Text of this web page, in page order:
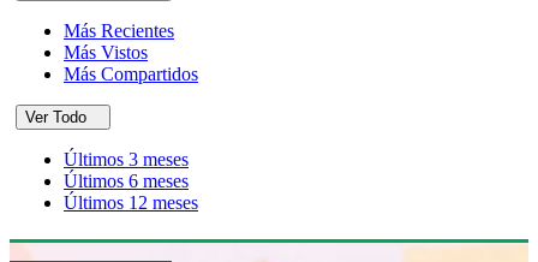
Más Recientes
Más Vistos
Más Compartidos
Ver Todo
Últimos 3 meses
Últimos 6 meses
Últimos 12 meses